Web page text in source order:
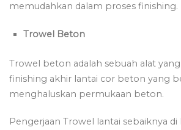
memudahkan dalam proses finishing.
Trowel Beton
Trowel beton adalah sebuah alat
finishing akhir lantai cor beton yang
menghaluskan permukaan beton.
Pengerjaan Trowel lantai sebaiknya di